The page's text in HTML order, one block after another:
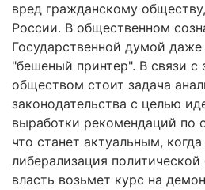
вред гражданскому
России. В общественном
Государственной думой
"бешеный принтер". В связи с
обществом стоит задача
законодательства с целью
выработки рекомендаций по
что станет актуальным,
либерализация
власть возьмет курс на